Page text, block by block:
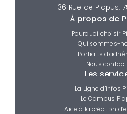
36 Rue de Picpus,
À propos de
Pourquoi choisir
Qui sommes-
Portraits
Nous
Les
La Ligne d’infos
Le Campus
Aide à la création